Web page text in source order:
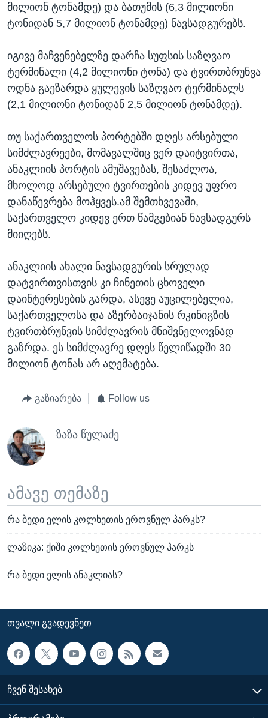
მილიონ ტონამდე) და ბათუმის (6,3 მილიონი
ტონიდან 5,7 მილიონ ტონამდე) ნავსადგურებს.
იგივე მაჩვენებელზე დარჩა სუფსის საზღვაო
ტერმინალი (4,2 მილიონი ტონა) და ტვირთბრუნვა
ოდნა გაეზარდა ყულევის საზღვაო ტერმინალს
(2,1 მილიონი ტონიდან 2,5 მილიონ ტონამდე).
თუ საქართველოს პორტებში დღეს არსებული
სიმძლავრეები, მომავალშიც ვერ დაიტვირთა,
ანაკლიის პორტის ამუშავებას, შესაძლოა,
მხოლოდ არსებული ტვირთების კიდევ უფრო
დანაწევრება მოჰყვეს.ამ შემთხვევაში,
საქართველო კიდევ ერთ წამგებიან ნავსადგურს
მიიღებს.
ანაკლიის ახალი ნავსადგურის სრულად
დატვირთვისთვის კი ჩინეთის ცხოველი
დაინტერესების გარდა, ასევე აუცილებელია,
საქართველოსა და აზერბაიჯანის რკინიგზის
ტვირთბრუნვის სიმძლავრის მნიშვნელოვნად
გაზრდა. ეს სიმძლავრე დღეს წელიწადში 30
მილიონ ტონას არ აღემატება.
გაზიარება Follow us
ზაზა წულაძე
ამავე თემაზე
რა ბედი ელის კოლხეთის ეროვნულ პარკს?
ლაზიკა: ქიში კოლხეთის ეროვნულ პარკს
რა ბედი ელის ანაკლიას?
ᲗᲕᲐᲚᲘ ᲒᲕᲐᲓᲔᲕᲜᲔᲗ
ᲩᲕᲔᲜ ᲨᲔᲡᲐᲮᲔᲑ